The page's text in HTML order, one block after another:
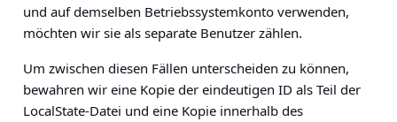
und auf demselben Betriebssystemkonto verwenden,
möchten wir sie als separate Benutzer zählen.
Um zwischen diesen Fällen unterscheiden zu können,
bewahren wir eine Kopie der eindeutigen ID als Teil der
LocalState-Datei und eine Kopie innerhalb des